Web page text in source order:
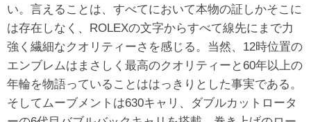
い。言えることは、すべてにおいて本物の証しかそこに
は存在しなく、ROLEXの文字からすべて線先にまで力
強く繊細なクオリティーさを感じる。当然、12時位置の
エンブレムはまさしく最高のクオリティーと60年以上の
年輪を物語っていることははっきりとした事実である。
そしてムーブメントは630キャリ、ダブルカットロータ